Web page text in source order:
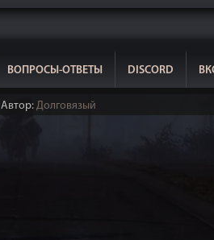
ВОПРОСЫ-ОТВЕТЫ DISCORD
Автор: Долговязый